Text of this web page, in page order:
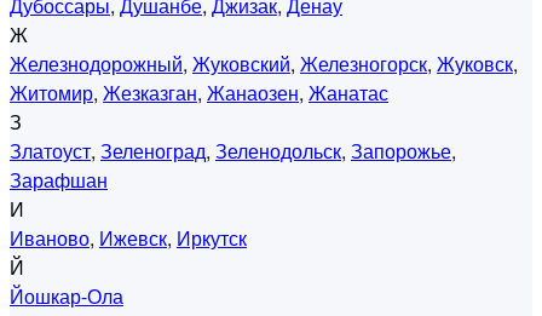
Ж
Железнодорожный, Жуковский, Железногорск, Жуковск,
Житомир, Жезказган, Жанаозен, Жанатас
З
Златоуст, Зеленоград, Зеленодольск, Запорожье,
Зарафшан
И
Иваново, Ижевск, Иркутск
Й
Йошкар-Ола